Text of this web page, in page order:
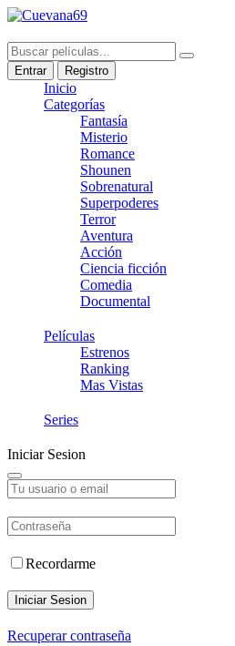
Entrar Registro
Inicio
Categorías
Fantasía
Misterio
Romance
Shounen
Sobrenatural
Superpoderes
Terror
Aventura
Acción
Ciencia ficción
Comedia
Documental
Películas
Estrenos
Ranking
Mas Vistas
Series
Iniciar Sesion
Recordarme
Iniciar Sesion
Recuperar contraseña